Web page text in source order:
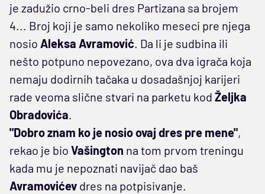
je zadužio crno-beli dres Partizana sa brojem
4... Broj koji je samo nekoliko meseci pre njega
nosio Aleksa Avramović. Da li je sudbina ili
nešto potpuno nepovezano, ova dva igrača koja
nemaju dodirnih tačaka u dosadašnjoj karijeri
rade veoma slične stvari na parketu kod Željka
Obradovića.
"Dobro znam ko je nosio ovaj dres pre mene",
rekao je bio Vašington na tom prvom treningu
kada mu je nepoznati navijač dao baš
Avramovićev dres na potpisivanje.